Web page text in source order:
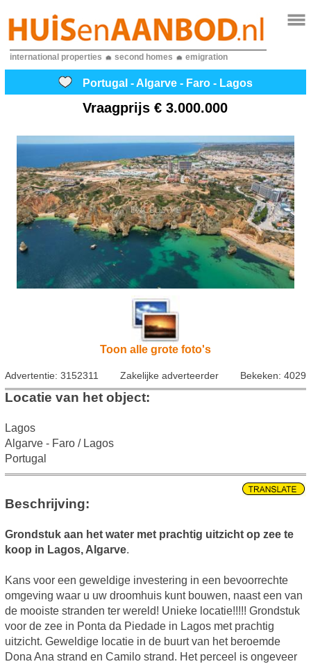
international properties second homes emigration
Portugal - Algarve - Faro - Lagos
Vraagprijs€ 3.000.000
Toon alle grote foto's
Advertentie: 3152311 Zakelijke adverteerder Bekeken: 4029
Locatie van het object:
Lagos
Algarve - Faro / Lagos
Portugal
Beschrijving:
Grondstuk aan het water met prachtig uitzicht op zee te
koop in Lagos, Algarve.
Kans voor een geweldige investering in een bevoorrechte
omgeving waar u uw droomhuis kunt bouwen, naast een van
de mooiste stranden ter wereld! Unieke locatie!!!!! Grondstuk
voor de zee in Ponta da Piedade in Lagos met prachtig
uitzicht. Geweldige locatie in de buurt van het beroemde
Dona Ana strand en Camilo strand. Het perceel is ongeveer